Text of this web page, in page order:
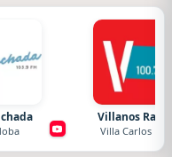
Villanos
Villa Carlos Paz